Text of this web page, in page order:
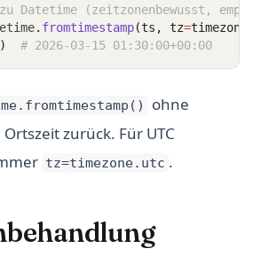
Datetime (zeitzonenbewusst,
. fromtimestamp(ts, tz=
# 2026-03-15 01:30:00+00:00
ohne
zurück. Für UTC
tz=timezone.utc .